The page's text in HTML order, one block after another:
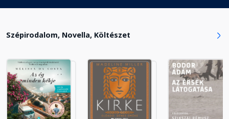
17. rész
Fejezet hossza: 00:19:54
18. rész
Fejezet hossza: 00:17:48
Szépirodalom, Novella, Költészet